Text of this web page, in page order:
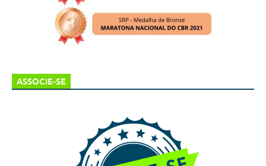
ASSOCIE-SE